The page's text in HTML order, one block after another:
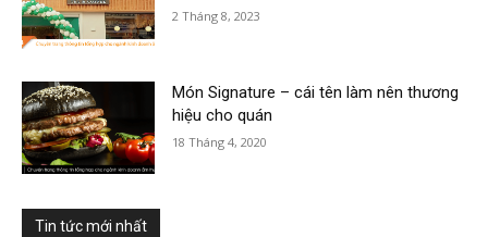
2 Tháng 8, 2023
Món Signature – cái tên làm nên thương
hiệu cho quán
18 Tháng 4, 2020
Tin tức mới nhất